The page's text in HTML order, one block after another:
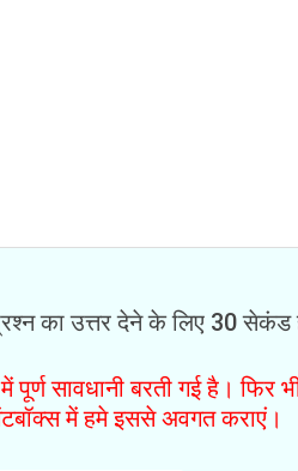
का उत्तर देने के लिए 30 सेकंड
सावधानी बरती गई है। फिर
में हमे इससे अवगत कराएं।